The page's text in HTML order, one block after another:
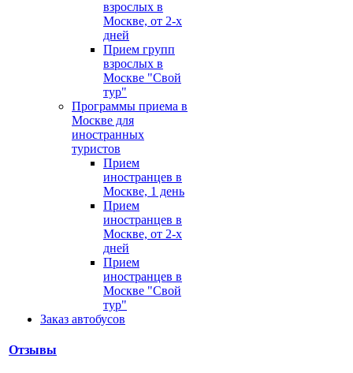
взрослых в
Москве, от 2-х
дней
Прием групп
взрослых в
Москве "Свой
тур"
Программы приема в
Москве для
иностранных
туристов
Прием
иностранцев в
Москве, 1 день
Прием
иностранцев в
Москве, от 2-х
дней
Прием
иностранцев в
Москве "Свой
тур"
Заказ автобусов
Отзывы